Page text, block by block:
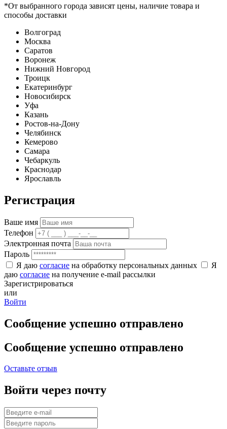
*От выбранного города зависят цены, наличие товара и
способы доставки
Волгоград
Москва
Саратов
Воронеж
Нижний Новгород
Троицк
Екатеринбург
Новосибирск
Уфа
Казань
Ростов-на-Дону
Челябинск
Кемерово
Самара
Чебаркуль
Краснодар
Ярославль
Регистрация
Ваше имя
Телефон
Электронная почта
Пароль
Я даю согласие на обработку персональных данных
Я
даю согласие на получение e-mail рассылки
Зарегистрироваться
или
Войти
Сообщение успешно отправлено
Сообщение успешно отправлено
Оставьте отзыв
Войти через почту